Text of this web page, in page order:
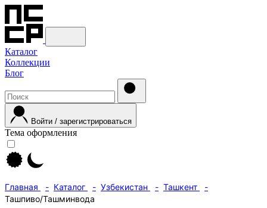
Каталог
Коллекции
Блог
Войти / зарегистрироваться
Тема оформления
Главная Каталог Узбекистан
Ташкент
Ташпиво/Ташминвода